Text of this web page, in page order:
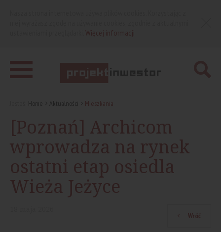
Home Aktualności Mieszkania
[Poznań] Archicom
wprowadza na rynek
ostatni etap osiedla
Wieża Jeżyce
Wróć